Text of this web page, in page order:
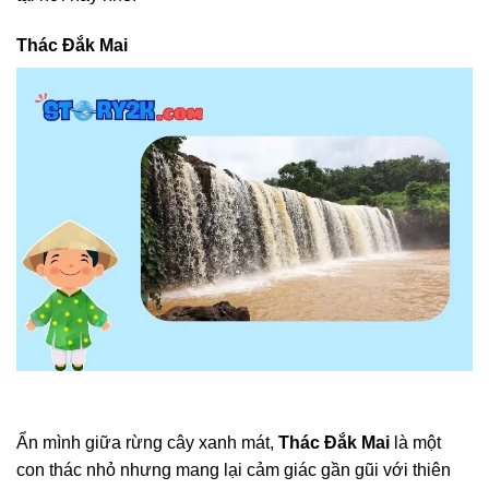
Thác Đắk Mai
Ẩn mình giữa rừng cây xanh mát, Thác Đắk Mai là một
con thác nhỏ nhưng mang lại cảm giác gần gũi với thiên